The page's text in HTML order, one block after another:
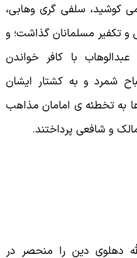
کوشید، سلفی گری وهابی،
و تکفیر مسلمانان گذاشت؛ و
با کافر خواندن
شمرد و به کشتار ایشان
به تخطئه ی امامان مذاهب
و شافعی پرداختند.
دهلوی دین را منحصر در